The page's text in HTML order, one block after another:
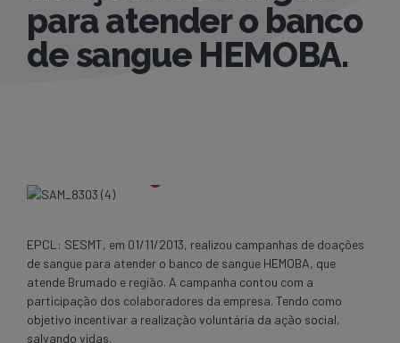
para atender o banco
de sangue HEMOBA.
EPCL: SESMT, em 01/11/2013, realizou campanhas de doações
de sangue para atender o banco de sangue HEMOBA, que
atende Brumado e região. A campanha contou com a
participação dos colaboradores da empresa. Tendo como
objetivo incentivar a realização voluntária da ação social,
salvando vidas.